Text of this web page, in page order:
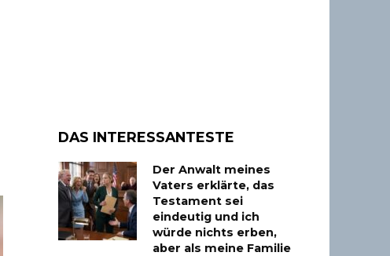
DAS INTERESSANTESTE
Der Anwalt meines
Vaters erklärte, das
Testament sei
eindeutig und ich
würde nichts erben,
aber als meine Familie